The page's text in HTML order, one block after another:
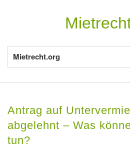
Mietrecht.org
Antrag auf
abgelehnt – Was
tun?